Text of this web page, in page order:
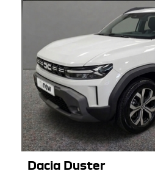
Dacia Duster